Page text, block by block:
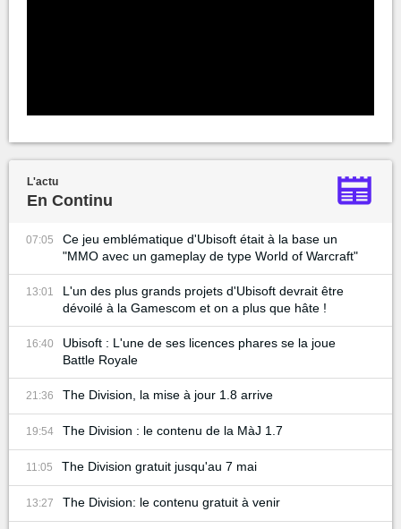
L'actu
En Continu
07:05
Ce jeu emblématique d'Ubisoft était à la base un
"MMO avec un gameplay de type World of Warcraft"
13:01
L'un des plus grands projets d'Ubisoft devrait être
dévoilé à la Gamescom et on a plus que hâte !
16:40
Ubisoft : L'une de ses licences phares se la joue
Battle Royale
21:36 The Division, la mise à jour 1.8 arrive
19:54 The Division : le contenu de la MàJ 1.7
11:05 The Division gratuit jusqu'au 7 mai
13:27 The Division: le contenu gratuit à venir